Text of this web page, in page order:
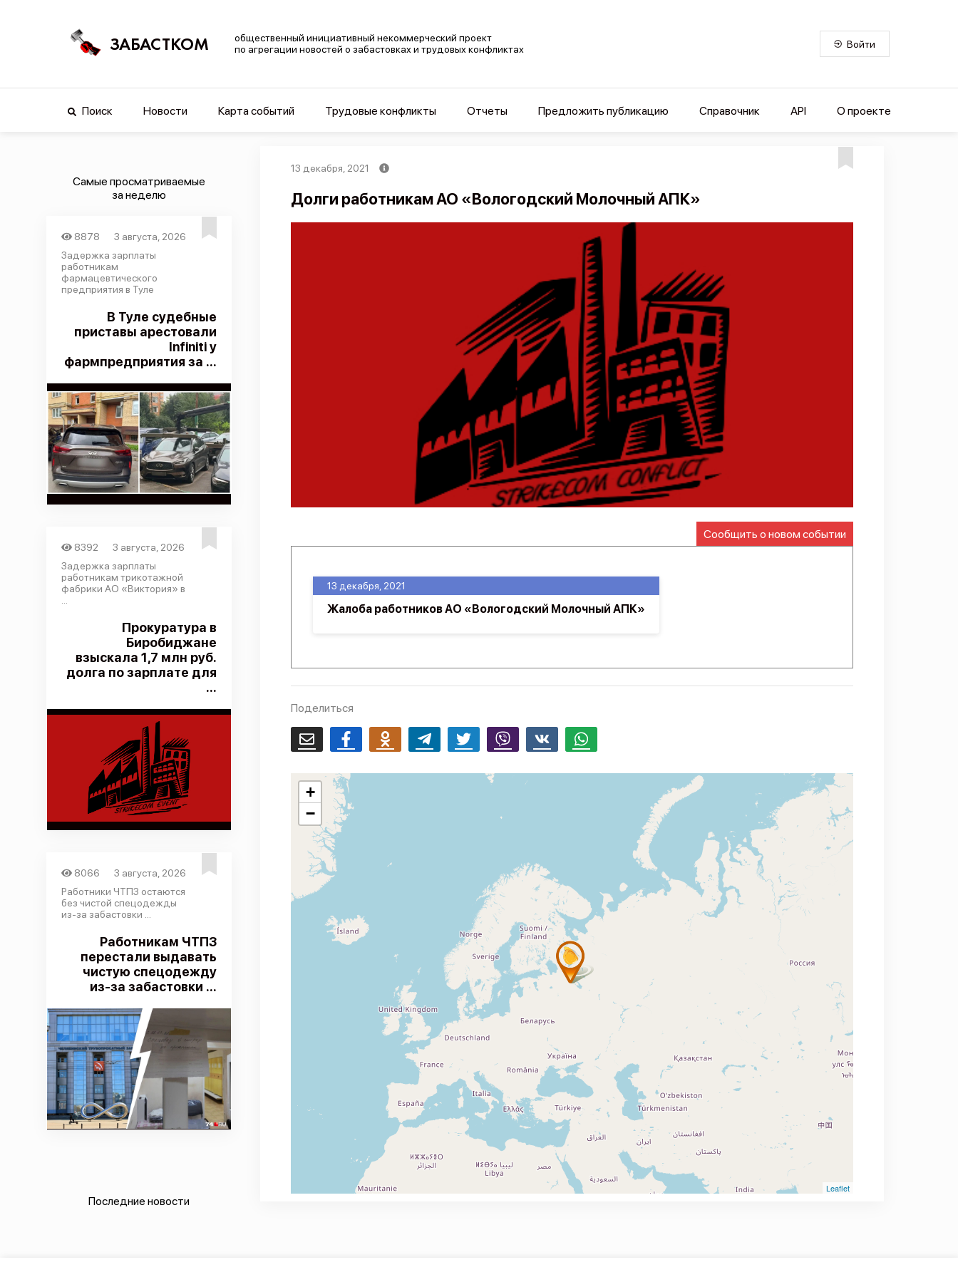
ЗАБАСТКОМ
общественный инициативный некоммерческий проект
по агрегации новостей о забастовках и трудовых конфликтах
Войти
Поиск Новости Карта событий Трудовые конфликты Отчеты Предложить публикацию Справочник API О проекте
Самые просматриваемые
за неделю
8878
3 августа, 2026
Задержка зарплаты
работникам
фармацевтического
предприятия в Туле
В Туле судебные
приставы арестовали
Infiniti у
фармпредприятия за ...
8392
3 августа, 2026
Задержка зарплаты
работникам трикотажной
фабрики АО «Виктория» в
Прокуратура в
Биробиджане
взыскала 1,7 млн руб.
долга по зарплате для
...
8066
3 августа, 2026
Работники ЧТПЗ остаются
без чистой спецодежды
из-за забастовки ...
Работникам ЧТПЗ
перестали выдавать
чистую спецодежду
из-за забастовки ...
Последние новости
13 декабря, 2021
Долги работникам АО «Вологодский Молочный АПК»
Сообщить о новом событии
13 декабря, 2021
Жалоба работников АО «Вологодский Молочный АПК»
Поделиться
Email FacebookOdnoklassnikiTelegram Twitter Viber Whatsapp
+
−
Leaflet